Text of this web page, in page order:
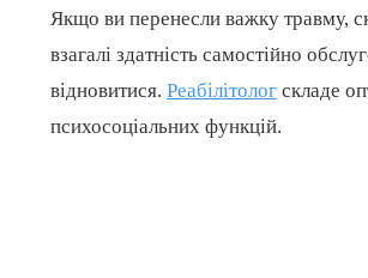
Якщо ви перенесли важку травму,
взагалі здатність самостійно
відновитися. Реабілітолог складе
психосоціальних функцій.